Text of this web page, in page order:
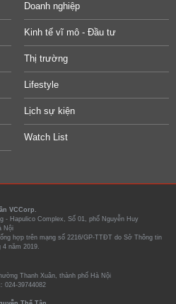
Doanh nghiệp
Kinh tế vĩ mô - Đầu tư
Thị trường
Lifestyle
Lịch sự kiện
Watch List
VCCorp.
- Hapulico Complex, Số 01, phố Nguyễn Huy
Nội
hợp trên mạng số 2216/GP-TTĐT do Sở Thông tin
4 năm 2019.
Thanh Xuân, thành phố Hà Nội
024-39744082